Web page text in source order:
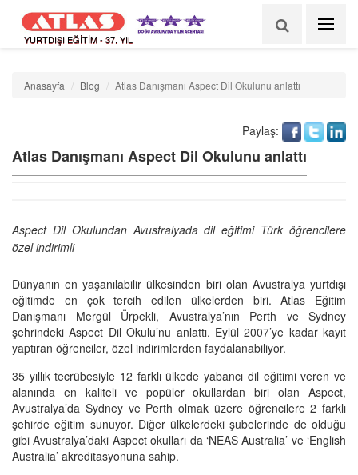
YURTDIŞI EĞİTİM - 37. YIL
Anasayfa Blog Atlas Danışmanı Aspect Dil Okulunu anlattı
Atlas Danışmanı Aspect Dil Okulunu anlattı
Paylaş:
Aspect Dil Okulundan Avustralyada dil eğitimi Türk öğrencilere
özel indirimli
Dünyanın en yaşanılabilir ülkesinden biri olan Avustralya yurtdışı
eğitimde en çok tercih edilen ülkelerden biri. Atlas Eğitim
Danışmanı Mergül Ürpekli, Avustralya’nın Perth ve Sydney
şehrindeki Aspect Dil Okulu’nu anlattı. Eylül 2007’ye kadar kayıt
yaptıran öğrenciler, özel indirimlerden faydalanabiliyor.
35 yıllık tecrübesiyle 12 farklı ülkede yabancı dil eğitimi veren ve
alanında en kaliteli ve popüler okullardan biri olan Aspect,
Avustralya’da Sydney ve Perth olmak üzere öğrencilere 2 farklı
şehirde eğitim sunuyor. Diğer ülkelerdeki şubelerinde de olduğu
gibi Avustralya’daki Aspect okulları da ‘NEAS Australia’ ve ‘English
Australia’ akreditasyonuna sahip.